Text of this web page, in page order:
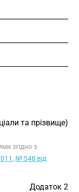
(ініціали та прізвище)
згідно з
, № 548 від
Додаток 2